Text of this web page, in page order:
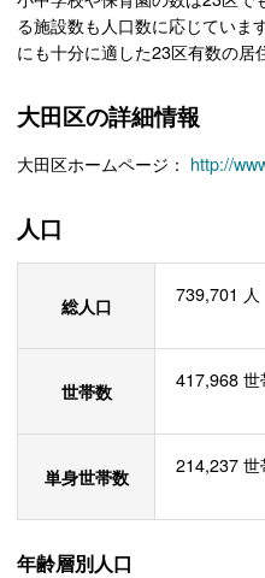
る施設数も人口数に応じていま
にも十分に適した23区有数の居
大田区の詳細情報
大田区ホームページ： http://
人口
総人口 739,701 人
世帯数 417,968 世
単身世帯数 214,237 世
年齢層別人口